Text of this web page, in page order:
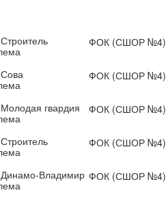
Строитель
ФОК (СШОР №4)
Сова
ФОК (СШОР №4)
Молодая гвардия
ФОК (СШОР №4)
Строитель
ФОК (СШОР №4)
Динамо-Владимир ФОК (СШОР №4)